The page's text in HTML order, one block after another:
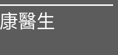
醫生